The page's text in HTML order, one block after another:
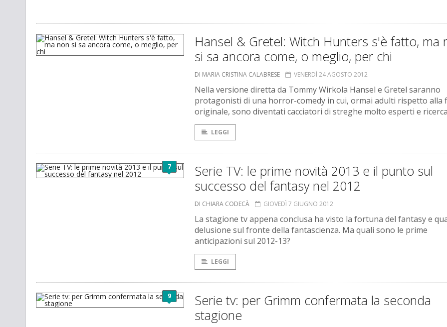
Hansel & Gretel: Witch Hunters s'è fatto, ma
si sa ancora come, o meglio, per chi
DI MARIA CRISTINA CALABRESE VENERDÌ 24 AGOSTO 2012
Nella versione diretta da Tommy Wirkola Hansel e Gretel saranno
protagonisti di una horror-comedy in cui, ormai adulti rispetto alla
originale, sono diventati cacciatori di streghe molto esperti e
LEGGI
7
Serie TV: le prime novità 2013 e il punto sul
successo del fantasy nel 2012
DI CHIARA CODECÀ GIOVEDÌ 7 GIUGNO 2012
La stagione tv appena conclusa ha visto la fortuna del fantasy e
delusione sul fronte della fantascienza. Ma quali sono le prime
anticipazioni sul 2012-13?
LEGGI
9
Serie tv: per Grimm confermata la seconda
stagione